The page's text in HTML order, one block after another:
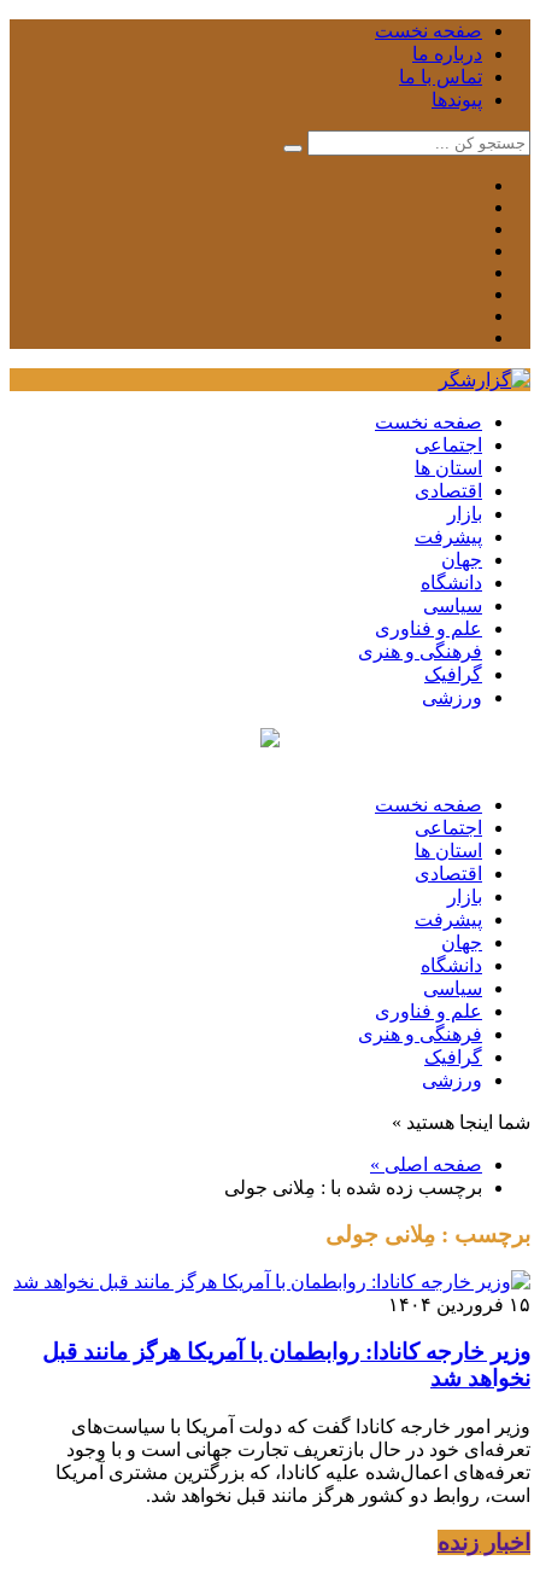
صفحه نخست
درباره ما
تماس با ما
پیوندها
صفحه نخست
اجتماعی
استان ها
اقتصادی
بازار
پیشرفت
جهان
دانشگاه
سیاسی
علم و فناوری
فرهنگی و هنری
گرافیک
ورزشی
صفحه نخست
اجتماعی
استان ها
اقتصادی
بازار
پیشرفت
جهان
دانشگاه
سیاسی
علم و فناوری
فرهنگی و هنری
گرافیک
ورزشی
شما اینجا هستید »
صفحه اصلی »
برچسب زده شده با : مِلانی جولی
برچسب : مِلانی جولی
۱۵ فروردین ۱۴۰۴
وزیر خارجه کانادا: روابطمان با آمریکا هرگز مانند قبل
نخواهد شد
وزیر امور خارجه کانادا گفت که دولت آمریکا با سیاست‌های
تعرفه‌ای خود در حال بازتعریف تجارت جهانی است و با وجود
تعرفه‌های اعمال‌شده علیه کانادا، که بزرگترین مشتری آمریکا
است، روابط دو کشور هرگز مانند قبل نخواهد شد.
اخبار زنده